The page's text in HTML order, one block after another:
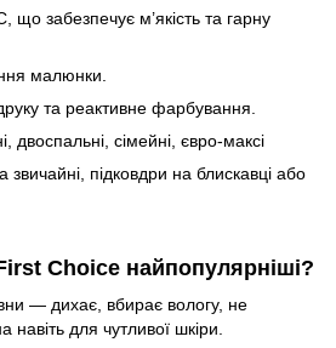
що забезпечує м’якість та гарну
малюнки.
та реактивне фарбування.
двоспальні, сімейні, євро-максі
звичайні, підковдри на блискавці або
Choice найпопулярніші?
— дихає, вбирає вологу, не
навіть для чутливої шкіри.